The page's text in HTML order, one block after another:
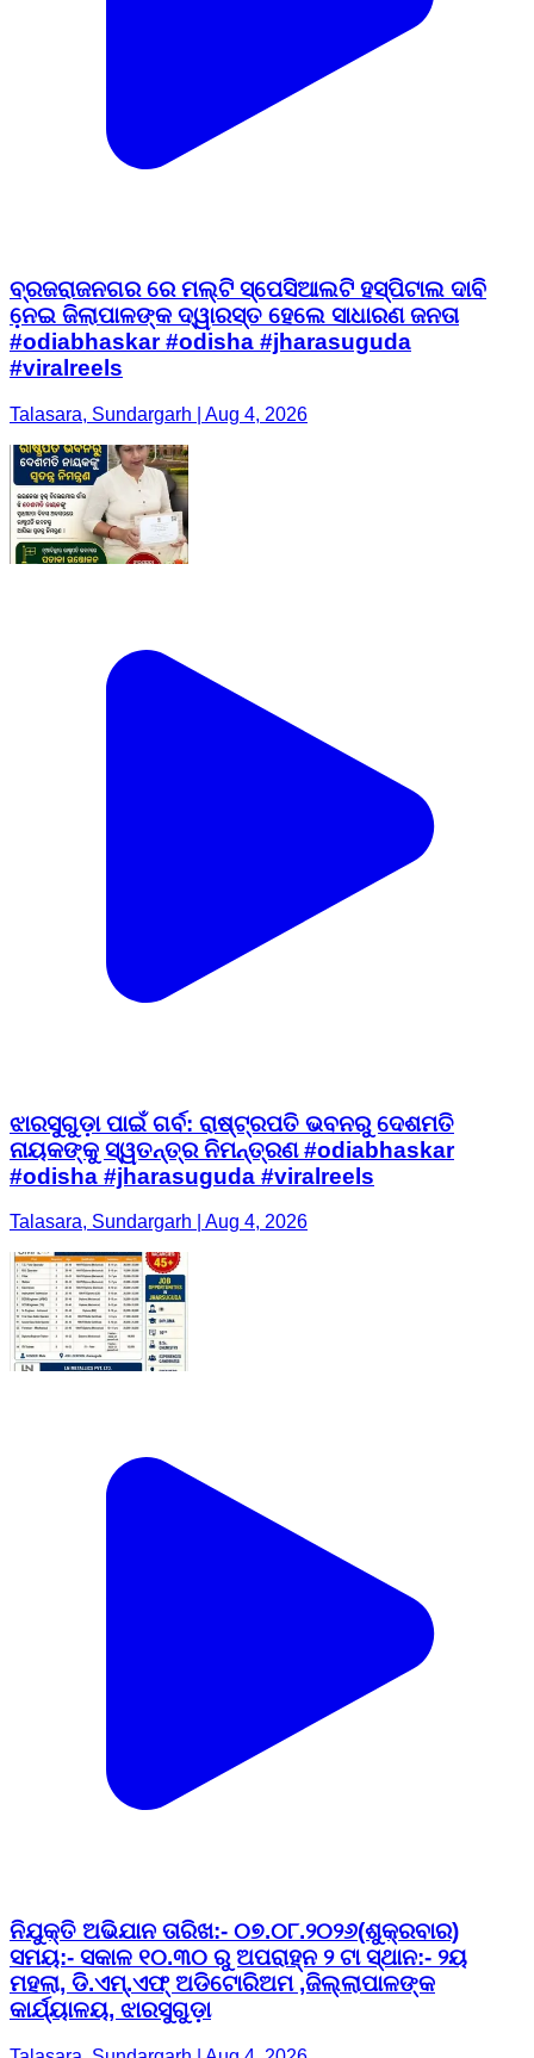
ବ୍ରଜରାଜନଗର ରେ ମଲ୍ଟି ସ୍ପେସିଆଲଟି ହସ୍ପିଟାଲ ଦାବି
ନେ଼ଇ ଜିଲାପାଳଙ୍କ ଦ୍ୱାରସ୍ତ ହେଲେ ସାଧାରଣ ଜନତା
#odiabhaskar #odisha #jharasuguda
#viralreels
Talasara, Sundargarh | Aug 4, 2026
ଝାରସୁଗୁଡ଼ା ପାଇଁ ଗର୍ବ: ରାଷ୍ଟ୍ରପତି ଭବନରୁ ଦେଶମତି
ନାୟକଙ୍କୁ ସ୍ୱତନ୍ତ୍ର ନିମନ୍ତ୍ରଣ #odiabhaskar
#odisha #jharasuguda #viralreels
Talasara, Sundargarh | Aug 4, 2026
ନିଯୁକ୍ତି ଅଭିଯାନ ତାରିଖ:- ୦୭.୦୮.୨୦୨୬(ଶୁକ୍ରବାର)
ସମୟ:- ସକାଳ ୧୦.୩୦ ରୁ ଅପରାହ୍ନ ୨ ଟା ସ୍ଥାନ:- ୨ୟ
ମହଲା, ଡି.ଏମ୍.ଏଫ୍ ଅଡିଟୋରିଅମ ,ଜିଲ୍ଲାପାଳଙ୍କ
କାର୍ଯ୍ୟାଳୟ, ଝାରସୁଗୁଡ଼ା